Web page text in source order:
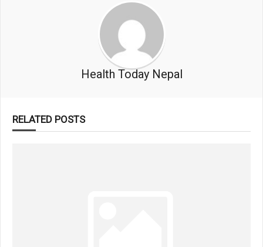
Health Today Nepal
RELATED POSTS